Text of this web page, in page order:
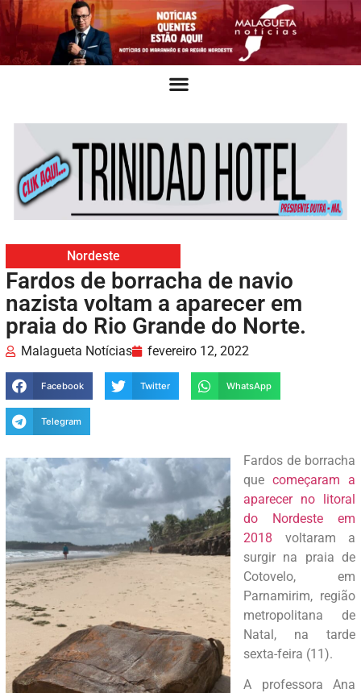
Nordeste
Fardos de borracha de navio
nazista voltam a aparecer em
praia do Rio Grande do Norte.
Malagueta Notícias fevereiro 12, 2022
Facebook Twitter WhatsApp
Telegram
Fardos de borracha
que começaram a
aparecer no litoral
do Nordeste em
2018 voltaram a
surgir na praia de
Cotovelo, em
Parnamirim, região
metropolitana de
Natal, na tarde
sexta-feira (11).
A professora Ana